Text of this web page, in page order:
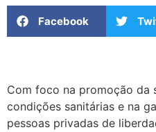
Facebook
Com foco na promoção da
condições sanitárias e na
pessoas privadas de